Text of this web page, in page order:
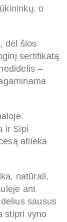
o
dėl šios
sertifikatą
–
ir Sipi
atlieka
natūrali,
ant
sausus
stipri vyno